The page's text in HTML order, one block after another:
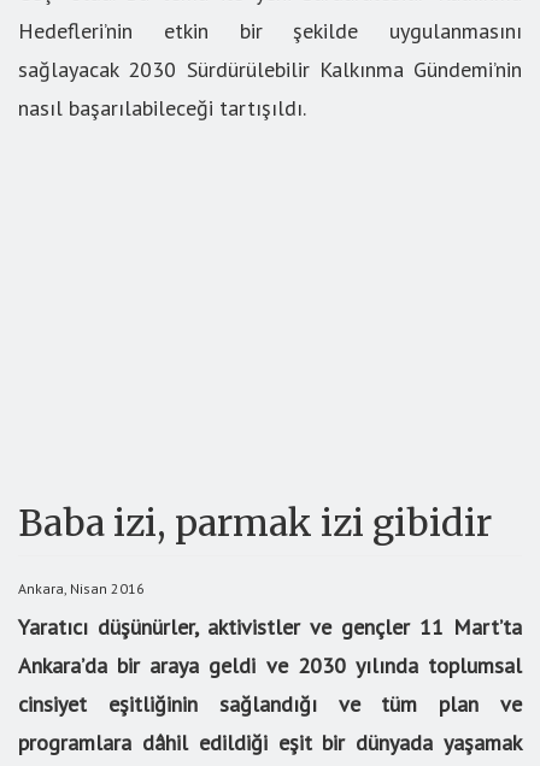
Hedefleri’nin etkin bir şekilde uygulanmasını
sağlayacak 2030 Sürdürülebilir Kalkınma Gündemi’nin
nasıl başarılabileceği tartışıldı.
Baba izi, parmak izi gibidir
Ankara, Nisan 2016
Yaratıcı düşünürler, aktivistler ve gençler 11 Mart’ta
Ankara’da bir araya geldi ve 2030 yılında toplumsal
cinsiyet eşitliğinin sağlandığı ve tüm plan ve
programlara dâhil edildiği eşit bir dünyada yaşamak